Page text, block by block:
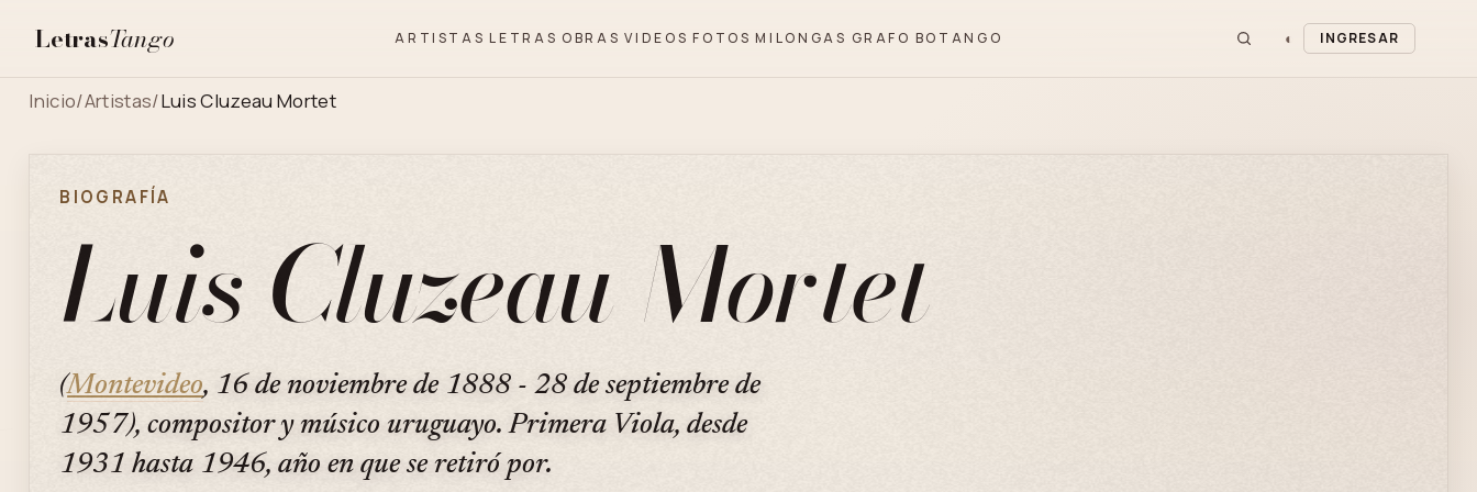
LetrasTango ARTISTAS LETRAS OBRAS VIDEOS FOTOS MILONGAS GRAFO BOTANGO ◐ INGRESAR
Inicio/Artistas/Luis Cluzeau Mortet
BIOGRAFÍA
Luis Cluzeau Mortet
(Montevideo, 16 de noviembre de 1888 - 28 de septiembre de
1957), compositor y músico uruguayo. Primera Viola, desde
1931 hasta 1946, año en que se retiró por.